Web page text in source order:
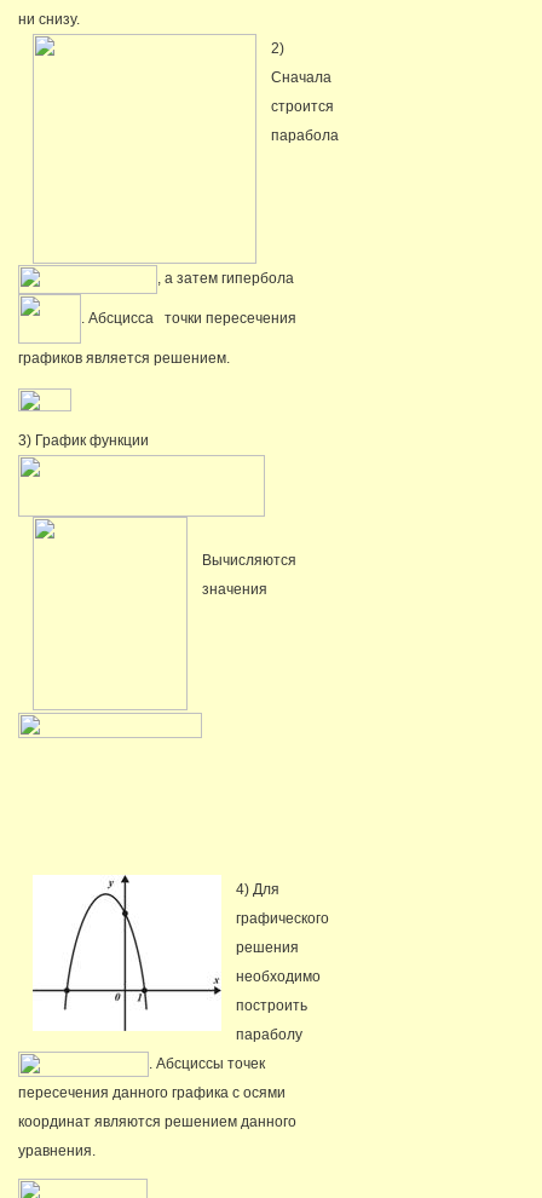
ни снизу.
2)
Сначала
строится
парабола
, а затем гипербола
. Абсцисса точки пересечения
графиков является решением.
3) График функции
Вычисляются
значения
4) Для
графического
решения
необходимо
построить
параболу
. Абсциссы точек
пересечения данного графика с осями
координат являются решением данного
уравнения.